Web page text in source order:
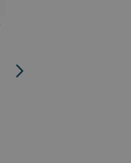
WD Lifestyle